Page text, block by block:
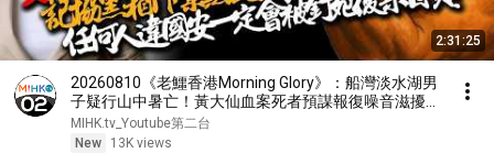
2:31:25
20260810《老鱷香港Morning Glory》：船灣淡水湖男
子疑行山中暑亡！黃大仙血案死者預謀報復噪音滋擾！
李家超想設獨立專業機構代辦屋宇維修，市民僅需夾
錢！大餅強警告違國安必會被釘死後果自負
MIHK.tv_Youtube第二台
New
13K views